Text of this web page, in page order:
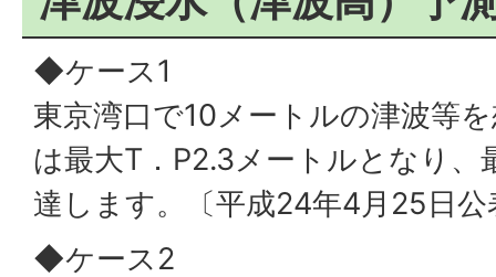
◆ケース1
東京湾口で10メートルの津波等
は最大T．P2.3メートルとなり、
達します。〔平成24年4月25日公
◆ケース2